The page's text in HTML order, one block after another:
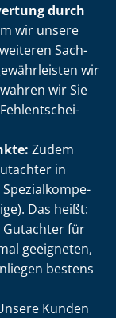
durch
wir unsere
Sach­
wir
wir Sie
Zudem
in
Das heißt:
Gutachter für
geeigneten,
bestens
Kunden